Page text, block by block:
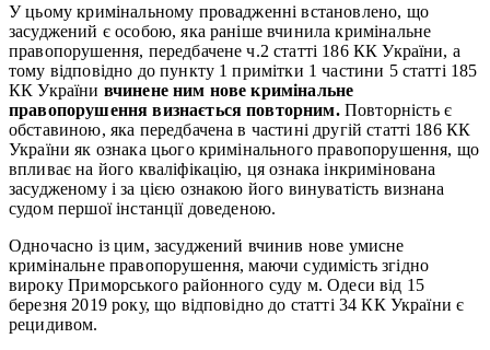
У цьому кримінальному провадженні встановлено, що
засуджений є особою, яка раніше вчинила кримінальне
правопорушення, передбачене ч.2 статті 186 КК України, а
тому відповідно до пункту 1 примітки 1 частини 5 статті 185
КК України вчинене ним нове кримінальне
правопорушення визнається повторним.Повторність є
обставиною, яка передбачена в частині другій статті 186 КК
України як ознака цього кримінального правопорушення, що
впливає на його кваліфікацію, ця ознака інкримінована
засудженому і за цією ознакою його винуватість визнана
судом першої інстанції доведеною.
Одночасно із цим, засуджений вчинив нове умисне
кримінальне правопорушення, маючи судимість згідно
вироку Приморського районного суду м. Одеси від 15
березня 2019 року, що відповідно до статті 34 КК України є
рецидивом.